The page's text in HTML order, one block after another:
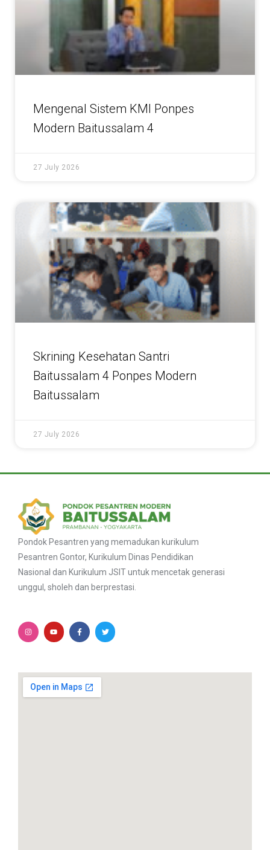
Mengenal Sistem KMI Ponpes
Modern Baitussalam 4
27 July 2026
Skrining Kesehatan Santri
Baitussalam 4 Ponpes Modern
Baitussalam
27 July 2026
Pondok Pesantren yang memadukan kurikulum
Pesantren Gontor, Kurikulum Dinas Pendidikan
Nasional dan Kurikulum JSIT untuk mencetak generasi
unggul, sholeh dan berprestasi.